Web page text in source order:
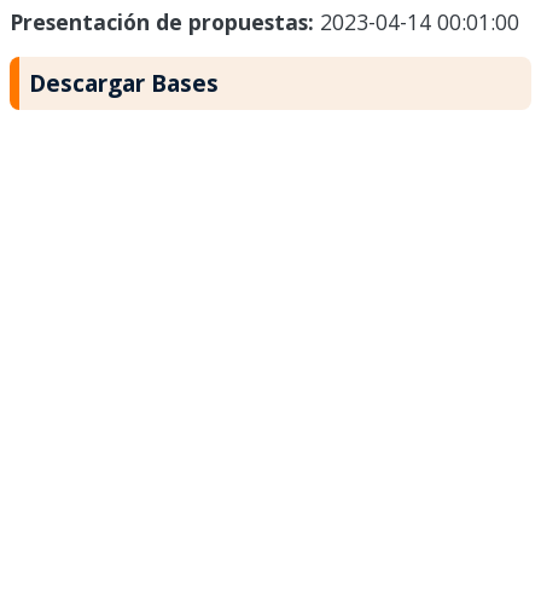
Presentación de propuestas: 2023-04-14 00:01:00
Descargar Bases